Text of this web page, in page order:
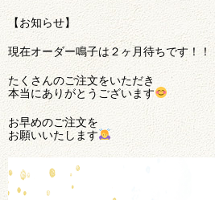
【お知らせ】
現在オーダー鳴子は２ヶ月待ちです！！
たくさんのご注文をいただき
本当にありがとうございます
お早めのご注文を
お願いいたします